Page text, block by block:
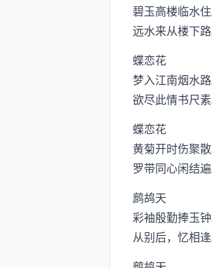
碧玉高楼临水
远水来从楼下
蝶恋花
梦入江南烟水
欲尽此情书尺
蝶恋花
黄菊开时伤聚
罗带同心闲结
鹧鸪天
彩袖殷勤捧玉
从别后，忆相